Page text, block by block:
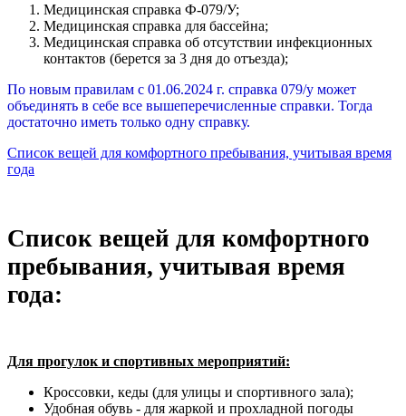
Медицинская справка Ф-079/У;
Медицинская справка для бассейна;
Медицинская справка об отсутствии инфекционных
контактов (берется за 3 дня до отъезда);
По новым правилам с 01.06.2024 г. справка 079/у может
объединять в себе все вышеперечисленные справки. Тогда
достаточно иметь только одну справку.
Список вещей для комфортного пребывания, учитывая время
года
Список вещей для комфортного
пребывания, учитывая время
года:
Для прогулок и спортивных мероприятий:
Кроссовки, кеды (для улицы и спортивного зала);
Удобная обувь - для жаркой и прохладной погоды